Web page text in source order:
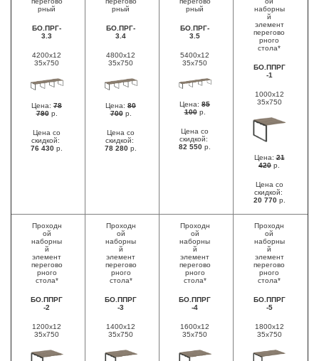
рный
БО.ПРГ-
3.3
4200x12
35x750
Цена: 78
790р.
Цена со
скидкой:
76 430 р.
рный
БО.ПРГ-
3.4
4800x12
35x750
Цена: 80
700р.
Цена со
скидкой:
78 280 р.
рный
БО.ПРГ-
3.5
5400x12
35x750
Цена: 85
100р.
Цена со
скидкой:
82 550 р.
наборны
й
элемент
перегово
рного
стола*
БО.ППРГ
-1
1000x12
35x750
Цена:21
420 р.
Цена со
скидкой:
20 770р.
Проходн
ой
наборны
й
элемент
перегово
рного
стола*
БО.ППРГ
-2
1200x12
35x750
Проходн
ой
наборны
й
элемент
перегово
рного
стола*
БО.ППРГ
-3
1400x12
35x750
Проходн
ой
наборны
й
элемент
перегово
рного
стола*
БО.ППРГ
-4
1600x12
35x750
Проходн
ой
наборны
й
элемент
перегово
рного
стола*
БО.ППРГ
-5
1800x12
35x750